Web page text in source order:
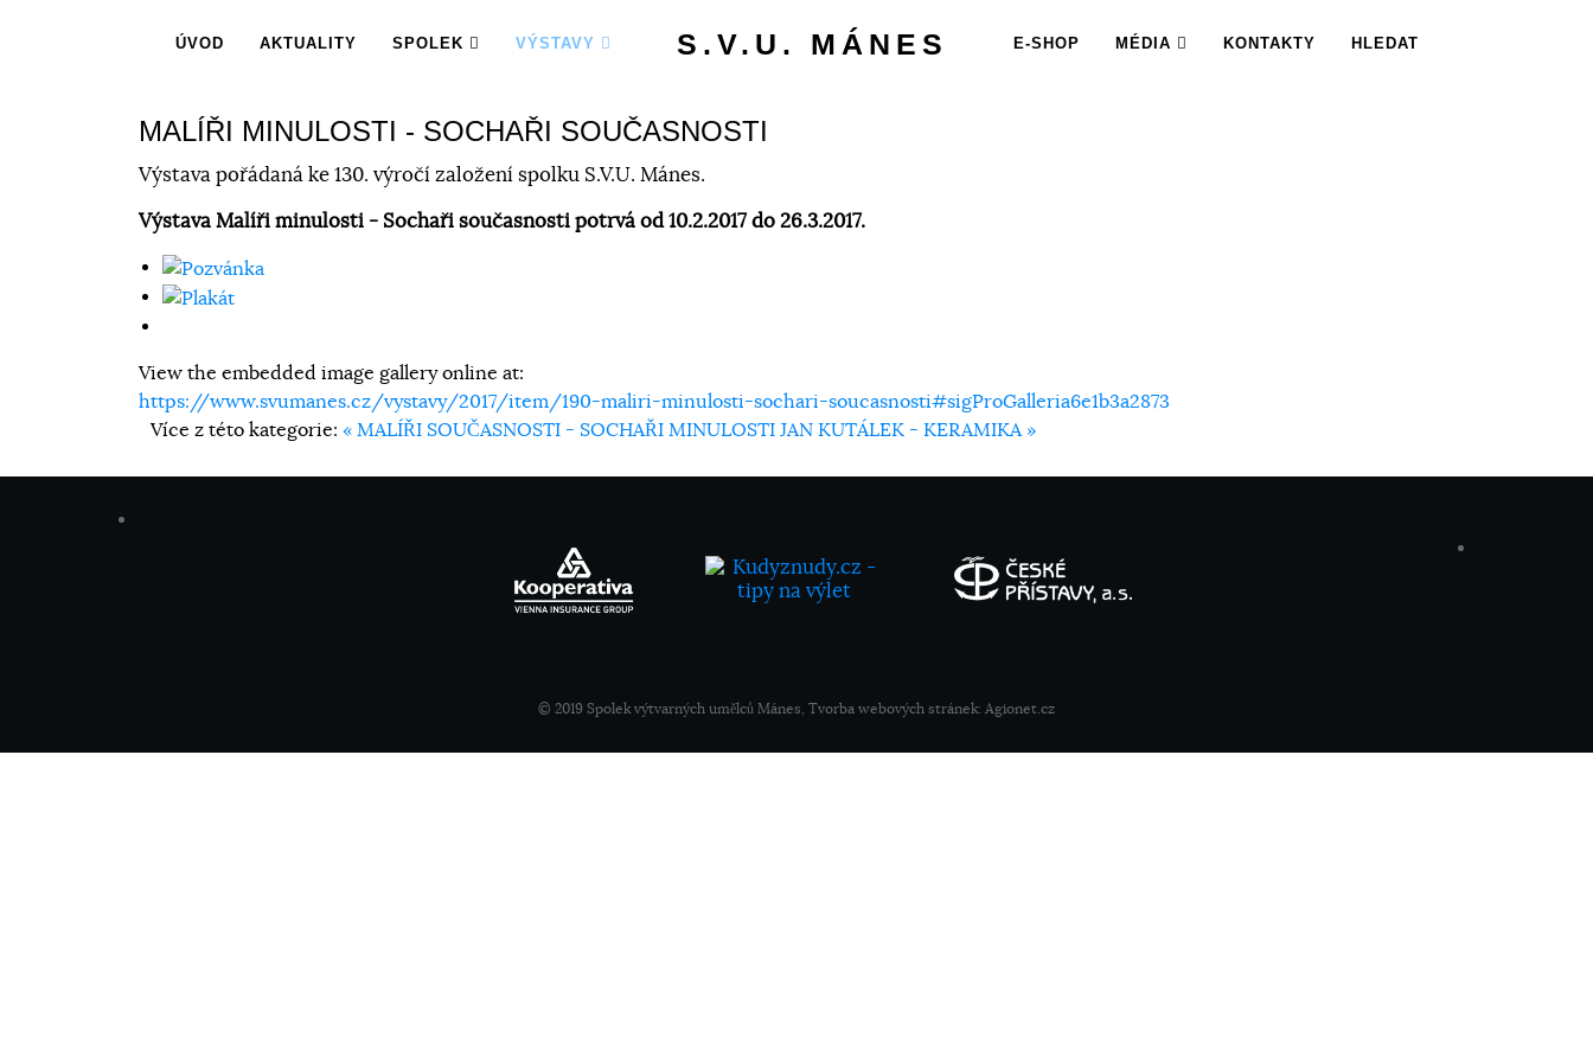
ÚVOD AKTUALITY SPOLEK VÝSTAVY S.V.U. MÁNES E-SHOP MÉDIA KONTAKTY HLEDAT
MALÍŘI MINULOSTI - SOCHAŘI SOUČASNOSTI
Výstava pořádaná ke 130. výročí založení spolku S.V.U. Mánes.
Výstava Malíři minulosti - Sochaři současnosti potrvá od 10.2.2017 do 26.3.2017.
View the embedded image gallery online at:
https://www.svumanes.cz/vystavy/2017/item/190-maliri-minulosti-sochari-soucasnosti#sigProGalleria6e1b3a2873
Více z této kategorie: « MALÍŘI SOUČASNOSTI - SOCHAŘI MINULOSTI JAN KUTÁLEK - KERAMIKA »
© 2019 Spolek výtvarných umělců Mánes, Tvorba webových stránek: Agionet.cz